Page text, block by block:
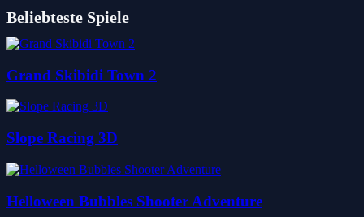
Beliebteste Spiele
Grand Skibidi Town 2
Slope Racing 3D
Helloween Bubbles Shooter Adventure